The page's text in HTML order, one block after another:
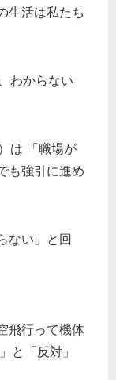
生活は私たち
わからない
は 「職場が
も強引に進め
ない」と回
飛行って機体
と「反対」